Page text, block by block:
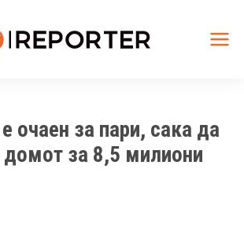
очаен за пари, сака да
домот за 8,5 милиони